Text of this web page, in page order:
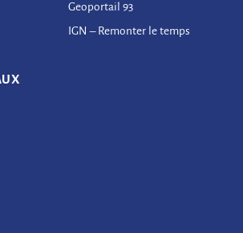
Geoportail 93
IGN – Remonter le temps